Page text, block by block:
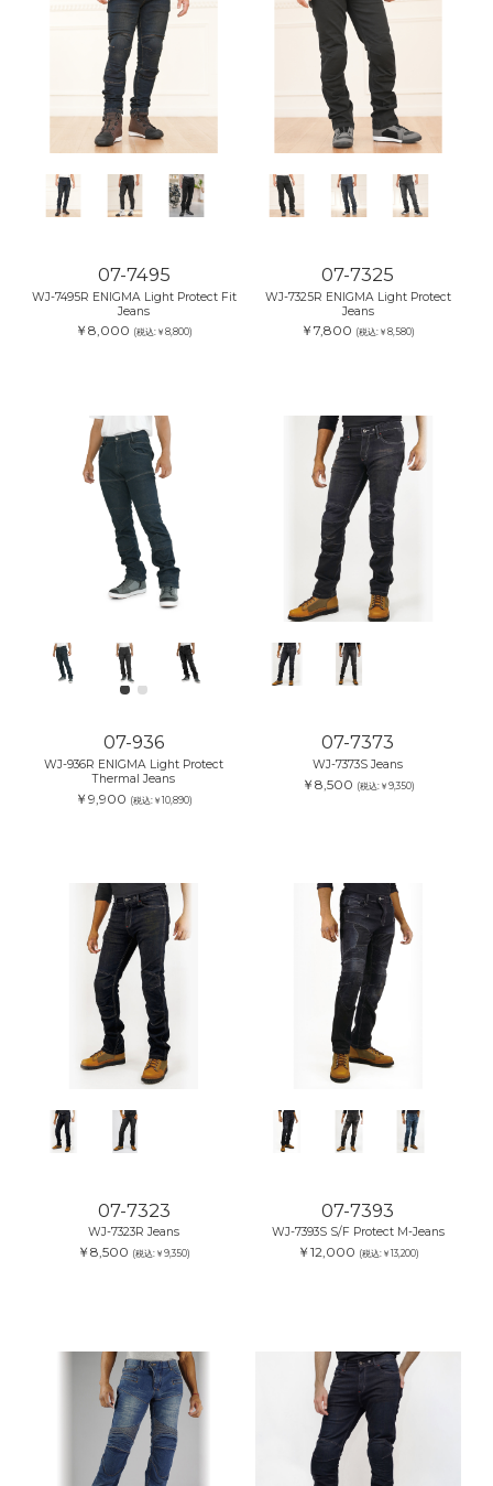
07-7495
WJ-7495R ENIGMA Light Protect Fit
Jeans
￥8,000 (税込:￥8,800)
07-7325
WJ-7325R ENIGMA Light Protect
Jeans
￥7,800 (税込:￥8,580)
07-936
WJ-936R ENIGMA Light Protect
Thermal Jeans
￥9,900 (税込:￥10,890)
07-7373
WJ-7373S Jeans
￥8,500 (税込:￥9,350)
07-7323
WJ-7323R Jeans
￥8,500 (税込:￥9,350)
07-7393
WJ-7393S S/F Protect M-Jeans
￥12,000 (税込:￥13,200)